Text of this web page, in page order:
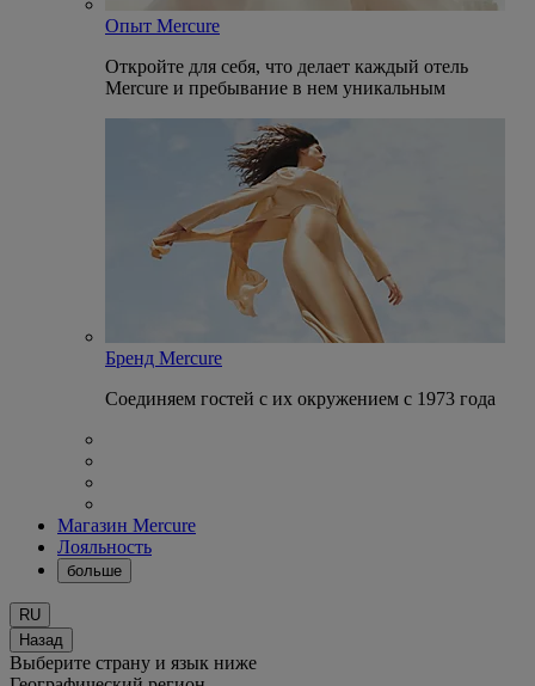
Опыт Mercure
Откройте для себя, что делает каждый отель
Mercure и пребывание в нем уникальным
Бренд Mercure
Соединяем гостей с их окружением с 1973 года
Магазин Mercure
Лояльность
больше
RU
Назад
Выберите страну и язык ниже